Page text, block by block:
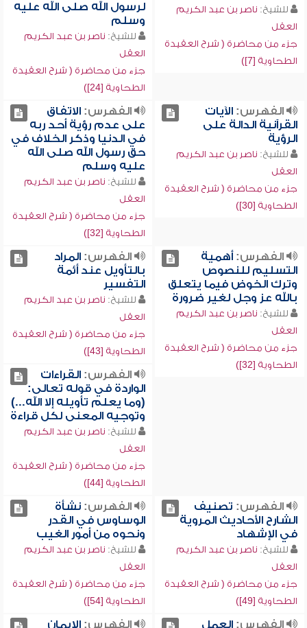
للشيخ: ناصر بن عبد الكريم
العقل
جزء من محاضرة ( شرح العقيدة
الطحاوية [7])
لرسول الله صلى الله عليه
وسلم
للشيخ: ناصر بن عبد الكريم
العقل
جزء من محاضرة ( شرح العقيدة
الطحاوية [24])
الفهرس:الآيات
القرآنية الدالة على
الرؤية
للشيخ: ناصر بن عبد الكريم
العقل
جزء من محاضرة ( شرح العقيدة
الطحاوية [30])
الفهرس:الاتفاق
على عدم رؤية أحد ربه
في الدنيا وذكر الخلاف في
حق رسول الله صلى الله
عليه وسلم
للشيخ: ناصر بن عبد الكريم
العقل
جزء من محاضرة ( شرح العقيدة
الطحاوية [32])
الفهرس:أهمية
التسليم للنصوص
وترك الخوض فيما يتعلق
بالله عز وجل لغير ضرورة
للشيخ: ناصر بن عبد الكريم
العقل
جزء من محاضرة ( شرح العقيدة
الطحاوية [32])
الفهرس:المراد
بالتأويل عند أئمة
التفسير
للشيخ: ناصر بن عبد الكريم
العقل
جزء من محاضرة ( شرح العقيدة
الطحاوية [43])
الفهرس:القراءات
الواردة في قوله تعالى:
(وما يعلم تأويله إلا الله...)
وتوجيه المعنى لكل قراءة
للشيخ: ناصر بن عبد الكريم
العقل
جزء من محاضرة ( شرح العقيدة
الطحاوية [44])
الفهرس: تصنيف
الشارح الأحاديث المروية
في الإشهاد
للشيخ: ناصر بن عبد الكريم
العقل
جزء من محاضرة ( شرح العقيدة
الطحاوية [49])
الفهرس:نشأة
الوساوس في القدر
ونحوه من أمور الغيب
للشيخ: ناصر بن عبد الكريم
العقل
جزء من محاضرة ( شرح العقيدة
الطحاوية [54])
الفهرس:العمل
الفهرس:الإيمان